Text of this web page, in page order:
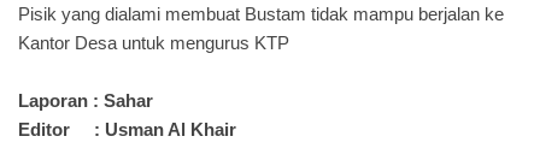
Pisik yang dialami membuat Bustam tidak mampu berjalan ke
Kantor Desa untuk mengurus KTP
Laporan : Sahar
Editor
: Usman Al Khair